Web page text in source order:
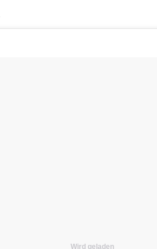
Wird geladen